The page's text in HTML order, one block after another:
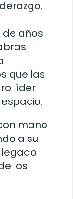
años
que las
líder
mano
a su
los